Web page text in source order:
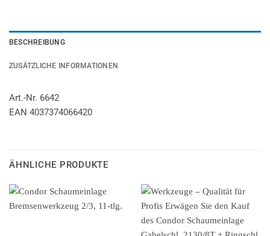
BESCHREIBUNG
ZUSÄTZLICHE INFORMATIONEN
Art.-Nr. 6642
EAN 4037374066420
ÄHNLICHE PRODUKTE